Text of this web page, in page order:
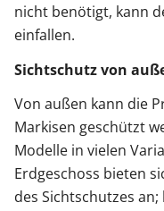
nicht benötigt, kann
einfallen.
Sichtschutz von
Von außen kann die
Markisen geschützt
Modelle in vielen
Erdgeschoss bieten
des Sichtschutzes